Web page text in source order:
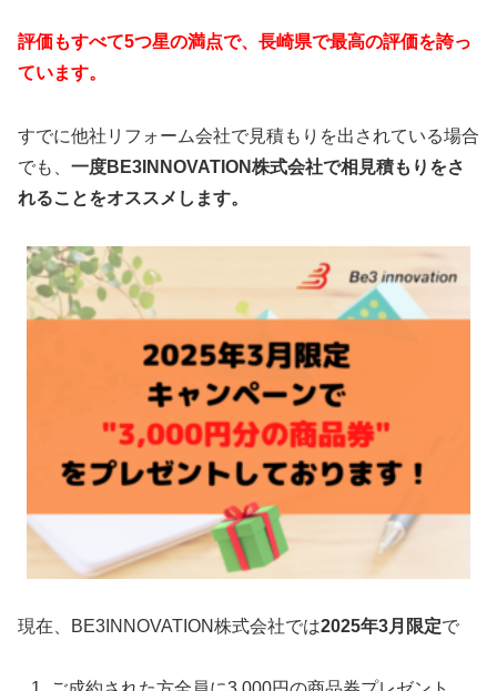
評価もすべて5つ星の満点で、長崎県で最高の評価を誇っ
ています。
すでに他社リフォーム会社で見積もりを出されている場合
でも、 一度BE3INNOVATION株式会社で相見積もりをさ
れることをオススメします。
現在、BE3INNOVATION株式会社では2025年3月限定で